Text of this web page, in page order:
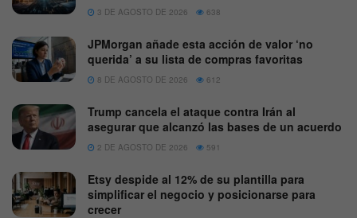
3 DE AGOSTO DE 2026 638
JPMorgan añade esta acción de valor ‘no
querida’ a su lista de compras favoritas
8 DE AGOSTO DE 2026 612
Trump cancela el ataque contra Irán al
asegurar que alcanzó las bases de un acuerdo
2 DE AGOSTO DE 2026 591
Etsy despide al 12% de su plantilla para
simplificar el negocio y posicionarse para
crecer